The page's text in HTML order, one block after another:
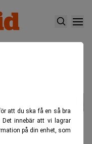
att du ska få en så bra
Det innebär att vi lagrar
på din enhet, som